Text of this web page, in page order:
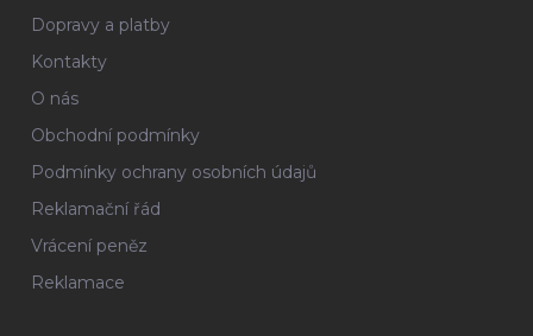
Dopravy a platby
Kontakty
O nás
Obchodní podmínky
Podmínky ochrany osobních údajů
Reklamační řád
Vrácení peněz
Reklamace